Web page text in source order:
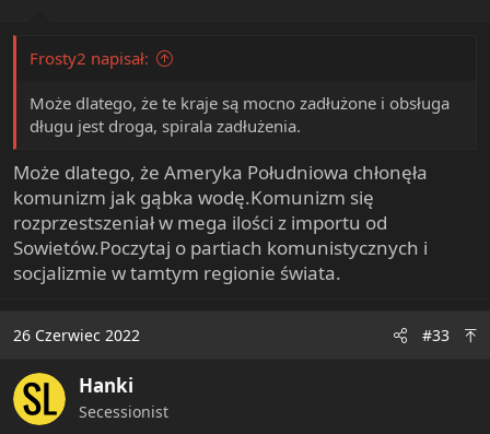
Frosty2 napisał:
Może dlatego, że te kraje są mocno zadłużone i obsługa
długu jest droga, spirala zadłużenia.
Może dlatego, że Ameryka Południowa chłonęła
komunizm jak gąbka wodę.Komunizm się
rozprzestszeniał w mega ilości z importu od
Sowietów.Poczytaj o partiach komunistycznych i
socjalizmie w tamtym regionie świata.
26 Czerwiec 2022 #33
Hanki
Secessionist